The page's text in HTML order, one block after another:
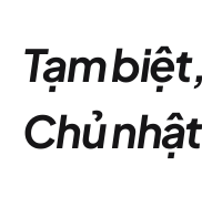
Tạm
Chủ